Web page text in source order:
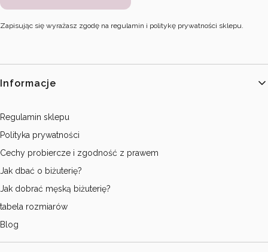
Zapisując się wyrażasz zgodę na regulamin i politykę prywatności sklepu.
Linki w stopce
Informacje
Regulamin sklepu
Polityka prywatności
Cechy probiercze i zgodność z prawem
Jak dbać o biżuterię?
Jak dobrać męską biżuterię?
tabela rozmiarów
Blog